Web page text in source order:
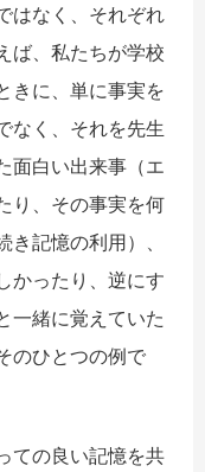
はなく、それぞれ
ば、私たちが学校
きに、単に事実を
なく、それを先生
面白い出来事（エ
り、その事実を何
記憶の利用）、
かったり、逆にす
一緒に覚えていた
のひとつの例で
ての良い記憶を共